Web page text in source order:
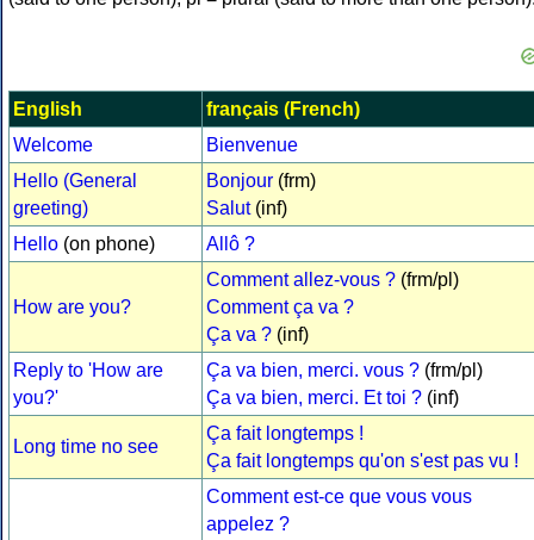
English
français (French)
Welcome
Bienvenue
Hello (General
greeting)
Bonjour (frm)
Salut(inf)
Hello (on phone) Allô ?
How are you?
Comment allez-vous ? (frm/pl)
Comment ça va ?
Ça va ? (inf)
Reply to 'How are
you?'
Ça va bien, merci. vous ? (frm/pl)
Ça va bien, merci. Et toi ? (inf)
Long time no see
Ça fait longtemps !
Ça fait longtemps qu'on s'est pas vu !
Comment est-ce que vous vous
appelez ?